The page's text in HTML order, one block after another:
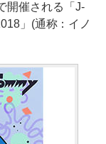
開催される「J-
」(通称：イノ